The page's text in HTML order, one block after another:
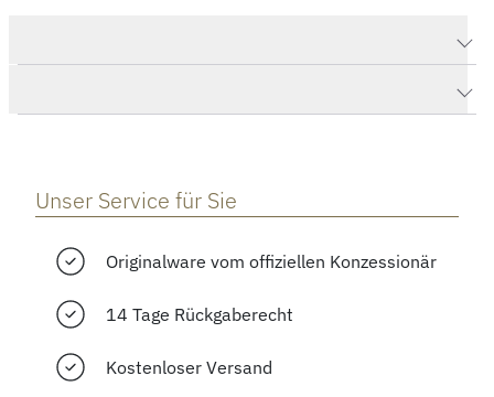
Unser Service für Sie
Originalware vom offiziellen Konzessionär
14 Tage Rückgaberecht
Kostenloser Versand